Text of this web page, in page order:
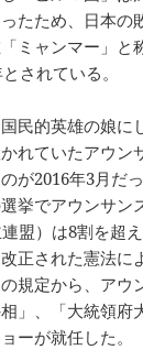
たため、日本の
ミャンマー」と
されている。
民的英雄の娘に
れていたアウン
が2016年3月だ
挙でアウンサン
盟）は8割を超
正された憲法に
規定から、アウ
」、「大統領府
ーが就任した。